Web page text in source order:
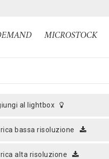
MICROSTOCK
al lightbox
bassa risoluzione
alta risoluzione